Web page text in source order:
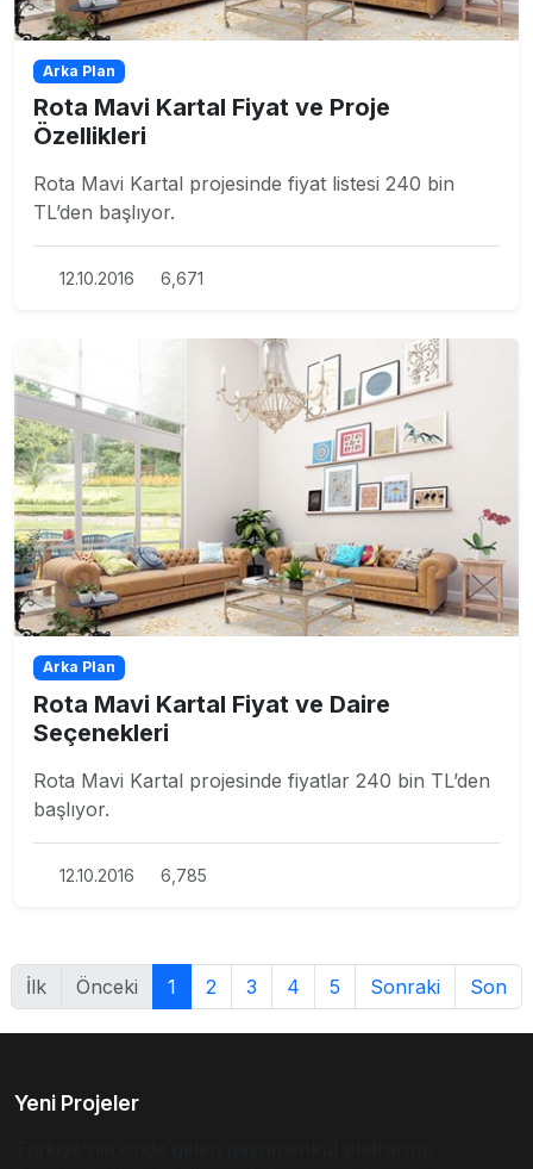
Arka Plan
Rota Mavi Kartal Fiyat ve Proje
Özellikleri
Rota Mavi Kartal projesinde fiyat listesi 240 bin
TL’den başlıyor.
12.10.2016 6,671
Arka Plan
Rota Mavi Kartal Fiyat ve Daire
Seçenekleri
Rota Mavi Kartal projesinde fiyatlar 240 bin TL’den
başlıyor.
12.10.2016 6,785
İlk Önceki 1 2 3 4 5 Sonraki Son
Yeni Projeler